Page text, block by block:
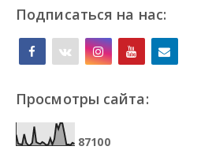
Подписаться на нас:
Просмотры сайта:
87100